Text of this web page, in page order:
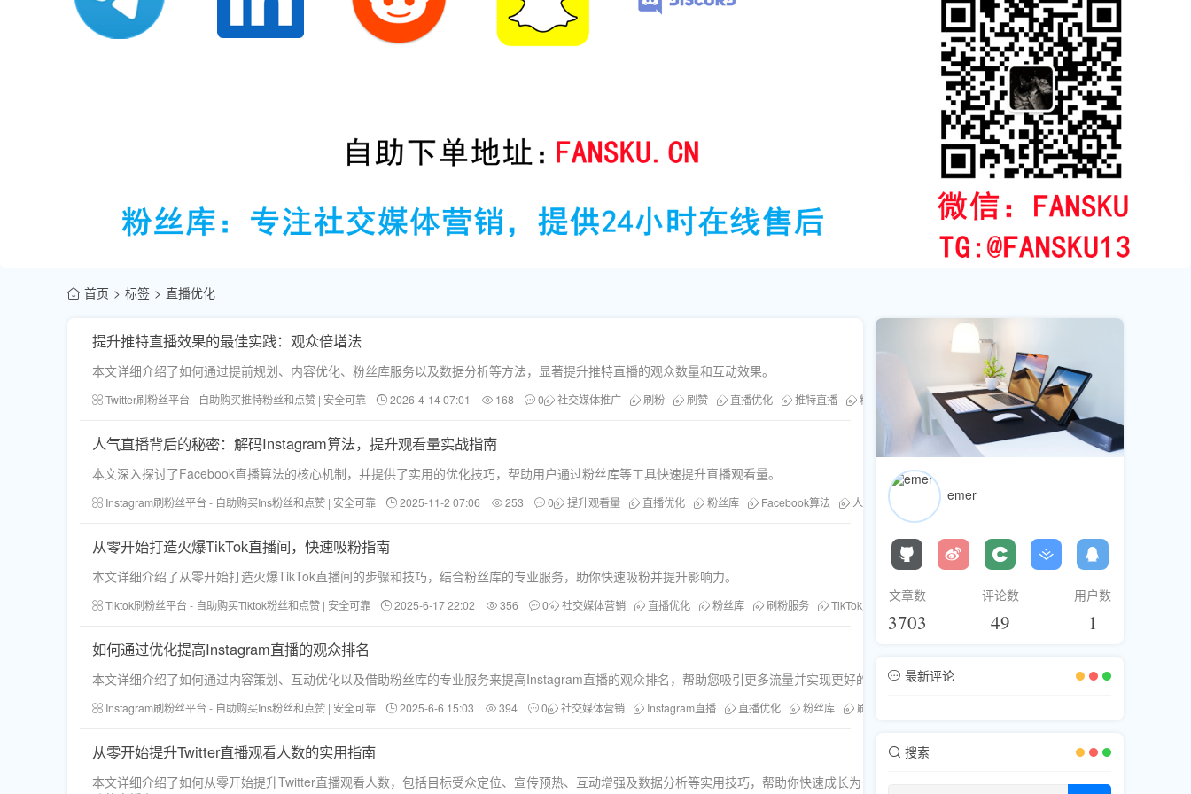
首页 标签 直播优化
提升推特直播效果的最佳实践：观众倍增法
本文详细介绍了如何通过提前规划、内容优化、粉丝库服务以及数据分析等方法，显著提升推特直播的观众数量和互动效果。
Twitter刷粉丝平台 - 自助购买推特粉丝和点赞 | 安全可靠 2026-4-14 07:01 168 0 社交媒体推广 刷粉 刷赞 直播优化 推特直播 粉丝库
人气直播背后的秘密：解码Instagram算法，提升观看量实战指南
本文深入探讨了Facebook直播算法的核心机制，并提供了实用的优化技巧，帮助用户通过粉丝库等工具快速提升直播观看量。
Instagram刷粉丝平台 - 自助购买Ins粉丝和点赞 | 安全可靠 2025-11-2 07:06 253 0 提升观看量 直播优化 粉丝库 Facebook算法 人气直播
从零开始打造火爆TikTok直播间，快速吸粉指南
本文详细介绍了从零开始打造火爆TikTok直播间的步骤和技巧，结合粉丝库的专业服务，助你快速吸粉并提升影响力。
Tiktok刷粉丝平台 - 自助购买Tiktok粉丝和点赞 | 安全可靠 2025-6-17 22:02 356 0 社交媒体营销 直播优化 粉丝库 刷粉服务 TikTok直播间 快速吸粉
如何通过优化提高Instagram直播的观众排名
本文详细介绍了如何通过内容策划、互动优化以及借助粉丝库的专业服务来提高Instagram直播的观众排名，帮助您吸引更多流量并实现更好的效果。
Instagram刷粉丝平台 - 自助购买Ins粉丝和点赞 | 安全可靠 2025-6-6 15:03 394 0 社交媒体营销 Instagram直播 直播优化 粉丝库 刷粉服务
从零开始提升Twitter直播观看人数的实用指南
本文详细介绍了如何从零开始提升Twitter直播观看人数，包括目标受众定位、宣传预热、互动增强及数据分析等实用技巧，帮助你快速成长为一名成
emer
文章数
3703
评论数
49
用户数
1
最新评论
搜索